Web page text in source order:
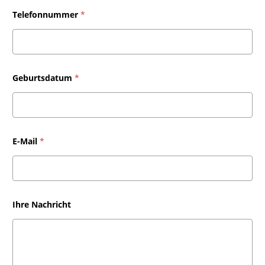
Telefonnummer *
Geburtsdatum *
E-Mail *
Ihre Nachricht